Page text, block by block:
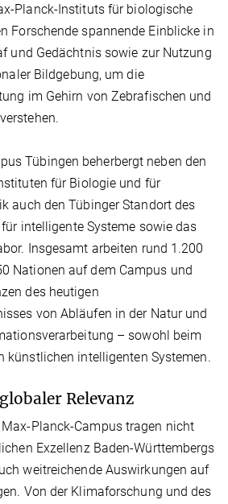
Planck-Instituts für biologische
Forschende spannende Einblicke in
und Gedächtnis sowie zur Nutzung
Bildgebung, um die
im Gehirn von Zebrafischen und
Tübingen beherbergt neben den
für Biologie und für
auch den Tübinger Standort des
intelligente Systeme sowie das
Insgesamt arbeiten rund 1.200
Nationen auf dem Campus und
des heutigen
von Abläufen in der Natur und
– sowohl beim
künstlichen intelligenten Systemen.
Relevanz
Planck-Campus tragen nicht
Exzellenz Baden-Württembergs
weitreichende Auswirkungen auf
Von der Klimaforschung und des